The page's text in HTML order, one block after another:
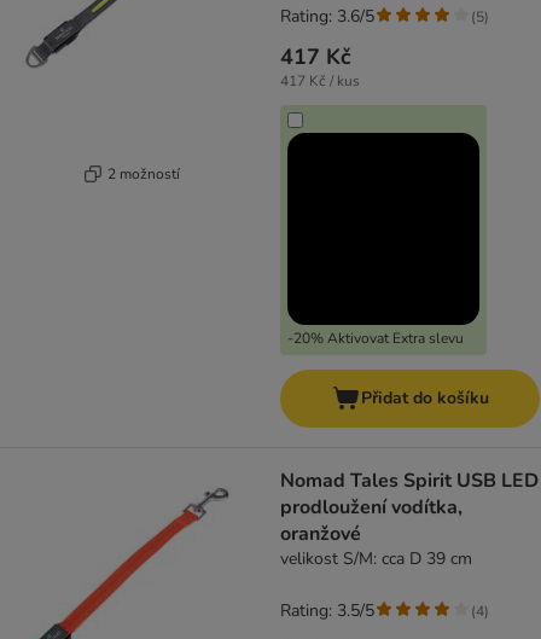
2 možností
417 Kč
417 Kč / kus
-20% Aktivovat Extra slevu
Rating: 3.6/5 (5)
Přidat do košíku
Nomad Tales Spirit USB LED
prodloužení vodítka,
oranžové
velikost S/M: cca D 39 cm
Rating: 3.5/5 (4)